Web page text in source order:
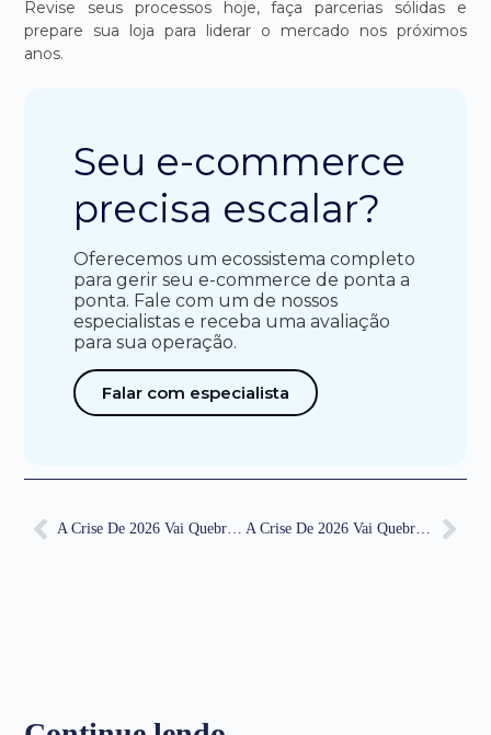
Revise seus processos hoje, faça parcerias sólidas e
prepare sua loja para liderar o mercado nos próximos
anos.
Seu e-commerce
precisa escalar?
Oferecemos um ecossistema completo
para gerir seu e-commerce de ponta a
ponta. Fale com um de nossos
especialistas e receba uma avaliação
para sua operação.
Falar com especialista
A Crise De 2026 Vai Quebrar Lojas Sem Essa Estratégia